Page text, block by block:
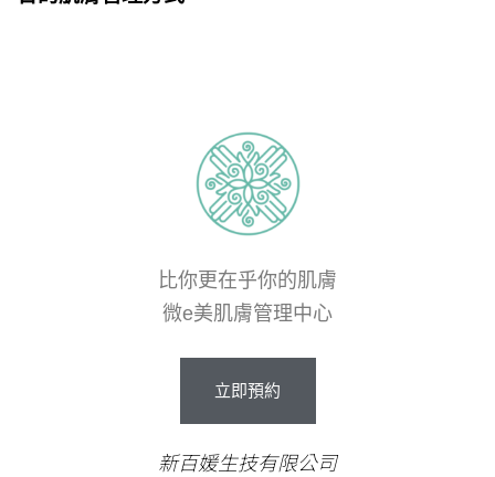
比你更在乎你的肌膚
微e美肌膚管理中心
立即預約
新百媛生技有限公司